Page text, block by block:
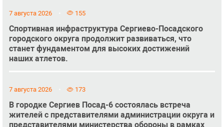
7 августа 2026 155
Спортивная инфраструктура Сергиево-Посадского
городского округа продолжит развиваться, что
станет фундаментом для высоких достижений
наших атлетов.
7 августа 2026 173
В городке Сергиев Посад-6 состоялась встреча
жителей с представителями администрации округа и
представителями министерства обороны в рамках